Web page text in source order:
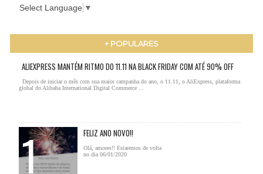
Select Language ▼
+ POPULARES
ALIEXPRESS MANTÉM RITMO DO 11.11 NA BLACK FRIDAY COM ATÉ 90% OFF
Depois de iniciar o mês com sua maior campanha do ano, o 11.11, o AliExpress, plataforma
global do Alibaba International Digital Commerce ...
FELIZ ANO NOVO!!
Olá, amores!! Estaremos de volta
no dia 06/01/2020